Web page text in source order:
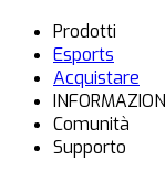
Prodotti
Esports
Acquistare
Comunità
Supporto